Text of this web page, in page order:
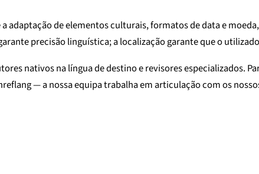
adaptação de elementos culturais, formatos de data e
precisão linguística; a localização garante que o
nativos na língua de destino e revisores especializados.
— a nossa equipa trabalha em articulação com os